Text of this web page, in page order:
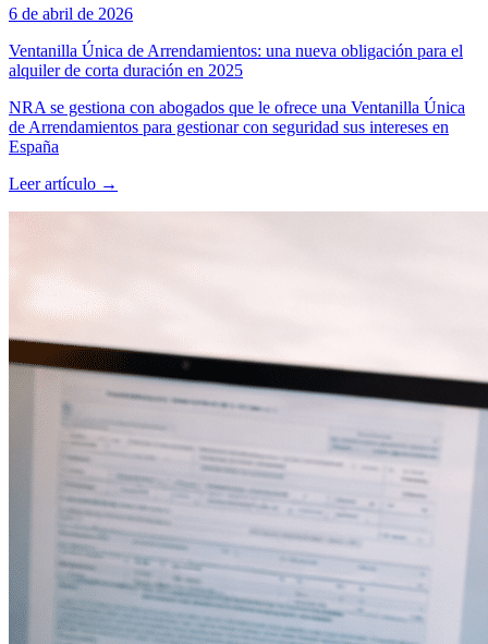
6 de abril de 2026
Ventanilla Única de Arrendamientos: una nueva obligación para el
alquiler de corta duración en 2025
NRA se gestiona con abogados que le ofrece una Ventanilla Única
de Arrendamientos para gestionar con seguridad sus intereses en
España
Leer artículo →